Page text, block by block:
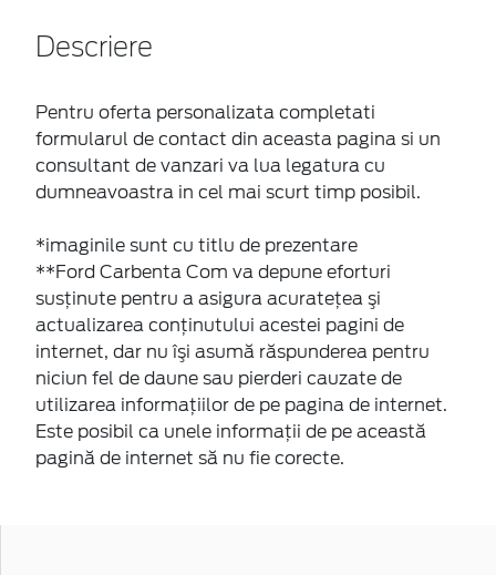
Descriere
Pentru oferta personalizata completati
formularul de contact din aceasta pagina si un
consultant de vanzari va lua legatura cu
dumneavoastra in cel mai scurt timp posibil.
*imaginile sunt cu titlu de prezentare
**Ford Carbenta Com va depune eforturi
susţinute pentru a asigura acurateţea şi
actualizarea conţinutului acestei pagini de
internet, dar nu îşi asumă răspunderea pentru
niciun fel de daune sau pierderi cauzate de
utilizarea informaţiilor de pe pagina de internet.
Este posibil ca unele informaţii de pe această
pagină de internet să nu fie corecte.